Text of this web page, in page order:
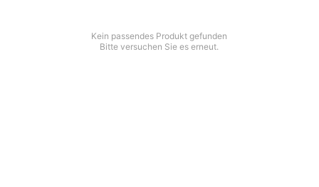
Kein passendes Produkt gefunden
Bitte versuchen Sie es erneut.